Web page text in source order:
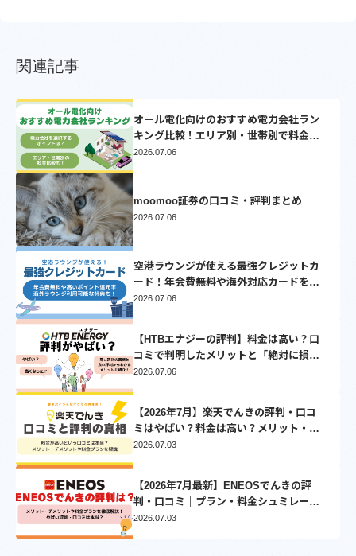
関連記事
オール電化向けのおすすめ電力会社ラン
キング比較！エリア別・世帯別で料金比
較シミュレーション【2025】
2026.07.06
moomoo証券の口コミ・評判まとめ
2026.07.06
空港ラウンジが使える最強クレジットカ
ード！年会費無料や海外対応カードを厳
選
2026.07.06
【HTBエナジーの評判】料金は高い？口
コミで判明したメリットと「絶対に損し
ない」乗り換え先3選
2026.07.06
【2026年7月】楽天でんきの評判・口コ
ミはやばい？料金は高い？メリット・デ
メリットを徹底比較
2026.07.03
【2026年7月最新】ENEOSでんきの評
判・口コミ｜プラン・料金シュミレーシ
ョンとVポイントについて徹底解説
2026.07.03